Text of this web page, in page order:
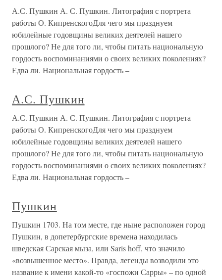
А.С. Пушкин А. С. Пушкин. Литография с портрета
работы О. КипренскогоДля чего мы празднуем
юбилейные годовщины великих деятелей нашего
прошлого? Не для того ли, чтобы питать национальную
гордость воспоминаниями о своих великих поколениях?
Едва ли. Национальная гордость –
А.С. Пушкин
А.С. Пушкин А. С. Пушкин. Литография с портрета
работы О. КипренскогоДля чего мы празднуем
юбилейные годовщины великих деятелей нашего
прошлого? Не для того ли, чтобы питать национальную
гордость воспоминаниями о своих великих поколениях?
Едва ли. Национальная гордость –
Пушкин
Пушкин 1703. На том месте, где ныне расположен город
Пушкин, в допетербургские времена находилась
шведская Сарская мыза, или Saris hoff, что значило
«возвышенное место». Правда, легенды возводили это
название к имени какой-то «госпожи Сарры» – по одной